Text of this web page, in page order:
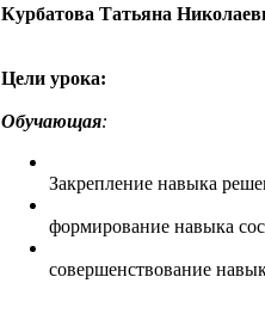
Курбатова Татьяна
Цели урока:
Обучающая:
Закрепление навыка
формирование навыка
совершенствование